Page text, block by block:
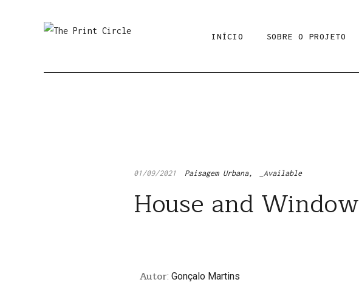
INÍCIO SOBRE O PROJETO
01/09/2021 Paisagem Urbana _Available
House and Window
Autor:Gonçalo Martins